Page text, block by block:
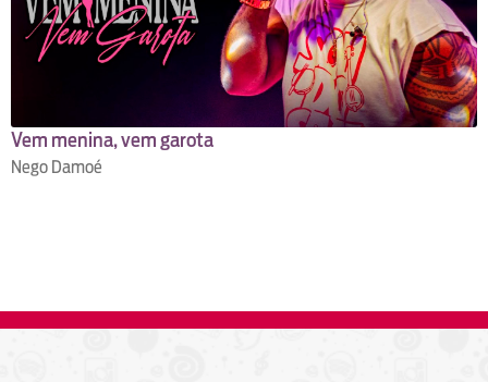
Vem menina, vem garota
Nego Damoé